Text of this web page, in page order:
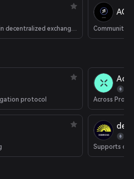
DYORSWAP is a multi-chain decentralized exchange (DEX).
protocol